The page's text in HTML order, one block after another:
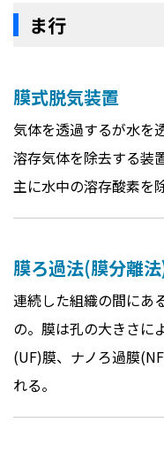
ま行
膜式脱気装置
気体を透過するが水を
溶存気体を除去する装
主に水中の溶存酸素を
膜ろ過法(膜分離
連続した組織の間にあ
の。膜は孔の大きさに
(UF)膜、ナノろ過膜
れる。